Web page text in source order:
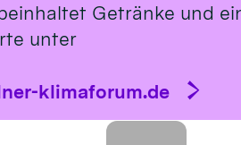
Getränke und
unter
klimaforum.de